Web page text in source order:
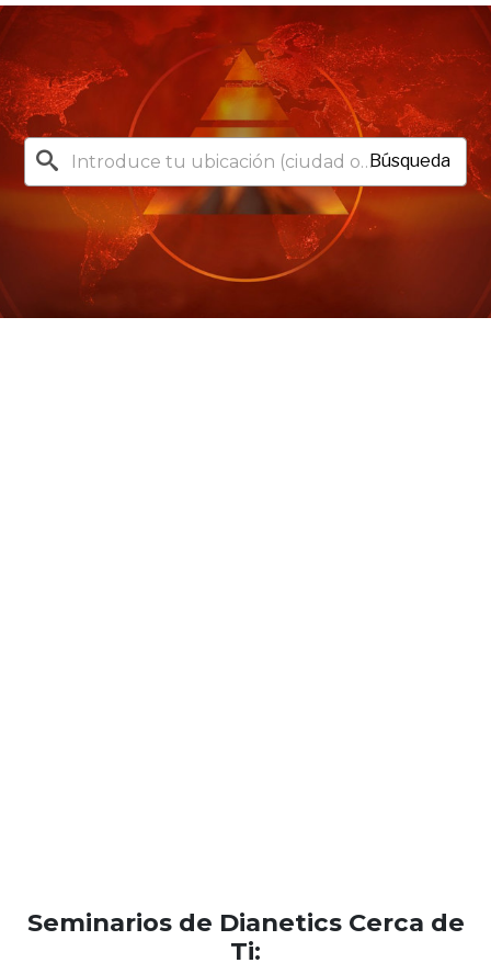
Búsqueda
Seminarios de Dianetics Cerca de
Ti: